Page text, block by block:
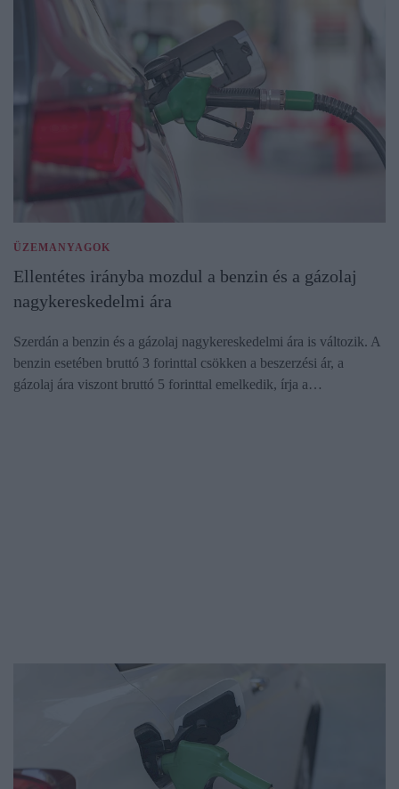
ÜZEMANYAGOK
Ellentétes irányba mozdul a benzin és a gázolaj
nagykereskedelmi ára
Szerdán a benzin és a gázolaj nagykereskedelmi ára is változik. A
benzin esetében bruttó 3 forinttal csökken a beszerzési ár, a
gázolaj ára viszont bruttó 5 forinttal emelkedik, írja a…